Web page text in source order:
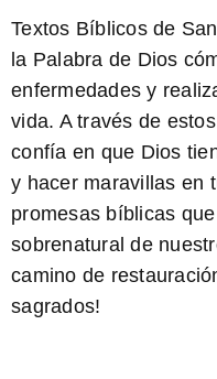
Textos Bíblicos de
la Palabra de Dios
enfermedades y
vida. A través de
confía en que Dios
y hacer maravillas en
promesas bíblicas
sobrenatural de
camino de
sagrados!